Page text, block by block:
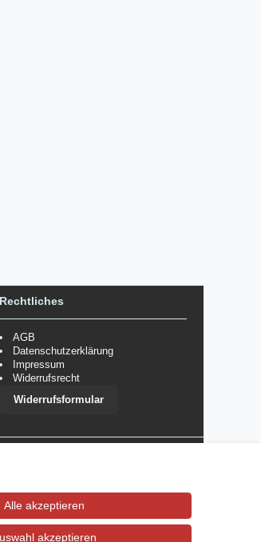
Rechtliches
AGB
Datenschutzerklärung
Impressum
Widerrufsrecht
Widerrufsformular
Alle akzeptieren
akzeptieren